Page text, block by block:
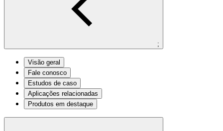
;
Visão geral
Fale conosco
Estudos de caso
Aplicações relacionadas
Produtos em destaque